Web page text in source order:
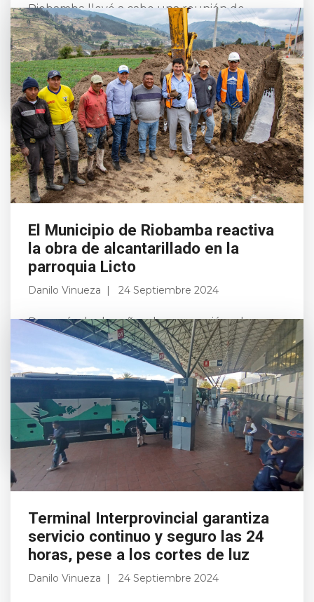
Riobamba llevó a cabo una reunión de
trabajo con la participación de representantes
del sector académi...
Leer más
El Municipio de Riobamba reactiva
la obra de alcantarillado en la
parroquia Licto
Danilo Vinueza 24 Septiembre 2024
Después de dos años de suspensión, el
Municipio de Riobamba, bajo la gestión del
alcalde John Vinueza, ha reanudado los
trabajos del sistema de alcantarillado en la
cabecera parroquia...
Leer más
Terminal Interprovincial garantiza
servicio continuo y seguro las 24
horas, pese a los cortes de luz
Danilo Vinueza 24 Septiembre 2024